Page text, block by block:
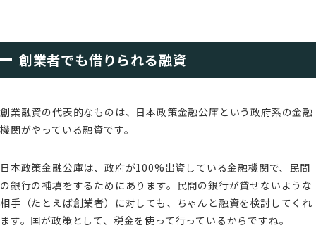
創業者でも借りられる融資
創業融資の代表的なものは、日本政策金融公庫という政府系の金融
機関がやっている融資です。
日本政策金融公庫は、政府が100%出資している金融機関で、民間
の銀行の補填をするためにあります。民間の銀行が貸せないような
相手（たとえば創業者）に対しても、ちゃんと融資を検討してくれ
ます。国が政策として、税金を使って行っているからですね。